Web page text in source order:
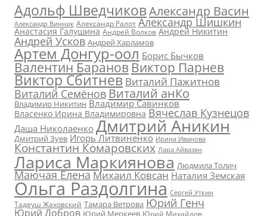
Адольф ШведчиковАлександр Васин
Александр Винник Александр Ралот Александр Шишкин
Анастасия Галушина Андрей Волков Андрей Никитин
Андрей Усков Андрей Харламов
Артем Донгур-оол Борис Бычков
Валентин БарановВиктор Парнев
Виктор Сбитнев Виталий Пажитнов
Виталий СемёновВиталий анКо
Владимир Никитин Владимир Савинков
Власенко Ирина Владимировна Вячеслав Кузнецов
Даша Николаенко Дмитрий Аникин
Дмитрий Зуев Игорь Литвиненко Ирина Иванова
Константин Комаровских Лара Айвазян
Лариса Маркиянова Людмила Толич
Маючая ЕленаМихаил Ковсан Наталия Земская
Ольга Раздолгина Сергей Уткин
Тадеуш Жаховский Тамара Ветрова Юрий Генч
Юрий Добров Юрий Меркеев Юрий Михайлов